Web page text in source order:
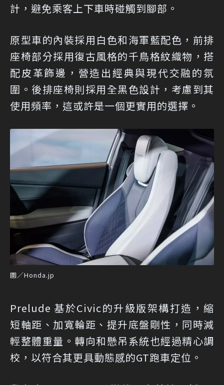
計，避免乘客上下車時碰觸到腳部。
原型車的內裝採用白色和海軍藍配色，前排
座椅部分採用復古風格的千鳥格紋織物，搭
配皮革飾邊，營造出經典與現代交融的氛
圍。後排座椅則採用全黑色設計，考慮到其
使用頻率，這或許是一個更實用的選擇。
圖／Honda.jp
Prelude 基於Civic的升級版架構打造，縮
短軸距、加寬輪距、提升底盤剛性，同時減
輕整體重量。轉向和懸吊系統也經過精心調
校，以符合其更具動態感的GT跑車定位。